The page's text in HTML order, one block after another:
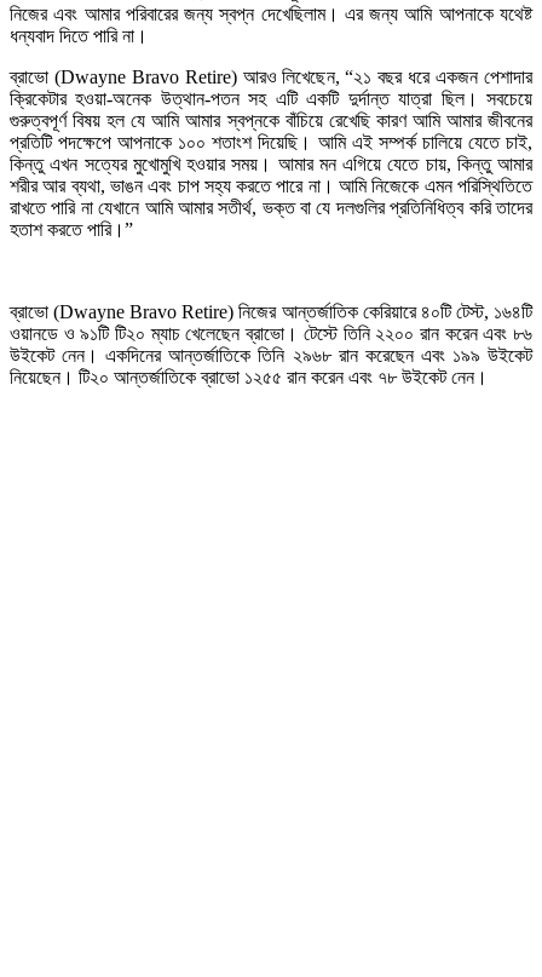
নিজের এবং আমার পরিবারের জন্য স্বপ্ন দেখেছিলাম। এর জন্য আমি আপনাকে যথেষ্ট
ধন্যবাদ দিতে পারি না।
ব্রাভো (Dwayne Bravo Retire) আরও লিখেছেন, “২১ বছর ধরে একজন পেশাদার
ক্রিকেটার হওয়া-অনেক উত্থান-পতন সহ এটি একটি দুর্দান্ত যাত্রা ছিল। সবচেয়ে
গুরুত্বপূর্ণ বিষয় হল যে আমি আমার স্বপ্নকে বাঁচিয়ে রেখেছি কারণ আমি আমার জীবনের
প্রতিটি পদক্ষেপে আপনাকে ১০০ শতাংশ দিয়েছি। আমি এই সম্পর্ক চালিয়ে যেতে চাই,
কিন্তু এখন সত্যের মুখোমুখি হওয়ার সময়। আমার মন এগিয়ে যেতে চায়, কিন্তু আমার
শরীর আর ব্যথা, ভাঙন এবং চাপ সহ্য করতে পারে না। আমি নিজেকে এমন পরিস্থিতিতে
রাখতে পারি না যেখানে আমি আমার সতীর্থ, ভক্ত বা যে দলগুলির প্রতিনিধিত্ব করি তাদের
হতাশ করতে পারি।”
ব্রাভো (Dwayne Bravo Retire) নিজের আন্তর্জাতিক কেরিয়ারে ৪০টি টেস্ট, ১৬৪টি
ওয়ানডে ও ৯১টি টি২০ ম্যাচ খেলেছেন ব্রাভো। টেস্টে তিনি ২২০০ রান করেন এবং ৮৬
উইকেট নেন। একদিনের আন্তর্জাতিকে তিনি ২৯৬৮ রান করেছেন এবং ১৯৯ উইকেট
নিয়েছেন। টি২০ আন্তর্জাতিকে ব্রাভো ১২৫৫ রান করেন এবং ৭৮ উইকেট নেন।